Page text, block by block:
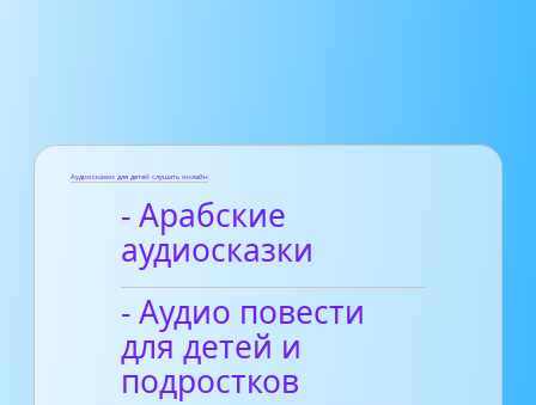
Аудиосказки для детей слушать онлайн
- Арабские
аудиосказки
- Аудио повести
для детей и
подростков